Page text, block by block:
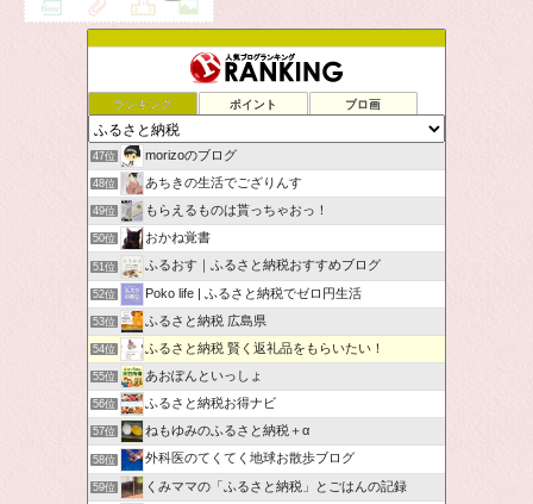
ランキング ポイント ブロ画
47位 morizoのブログ
48位 あちきの生活でござりんす
49位 もらえるものは貰っちゃおっ！
50位 おかね覚書
51位 ふるおす｜ふるさと納税おすすめブログ
52位 Poko life | ふるさと納税でゼロ円生活
53位 ふるさと納税 広島県
54位 ふるさと納税 賢く返礼品をもらいたい！
55位 あおぽんといっしょ
56位 ふるさと納税お得ナビ
57位 ねもゆみのふるさと納税＋α
58位 外科医のてくてく地球お散歩ブログ
59位 くみママの「ふるさと納税」とごはんの記録